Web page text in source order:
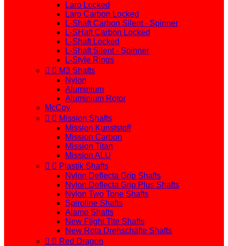
Laro Locked
Laro Carbon Locked
L-Shaft Carbon Silent - Spinner
L-SHaft Carbon Locked
L-Shaft Locked
L-Shaft Silent - Spinner
L-Style Rings
  M3 Shafts
Nylon
Aluminium
Aluminium Rotor
McCoy
  Mission Shafts
Mission Kunststoff
Mission Carbon
Mission Titan
Mission ALU
  Plastik Shafts
Nylon Deflecta Grip Shafts
Nylon Deflecta Grip Plus Shafts
Nylon Two Tone Shafts
Spiroline Shafts
Alamo Shafts
New Flight Tite Shafts
New Rota Drehschäfte Shafts
  Red Dragon